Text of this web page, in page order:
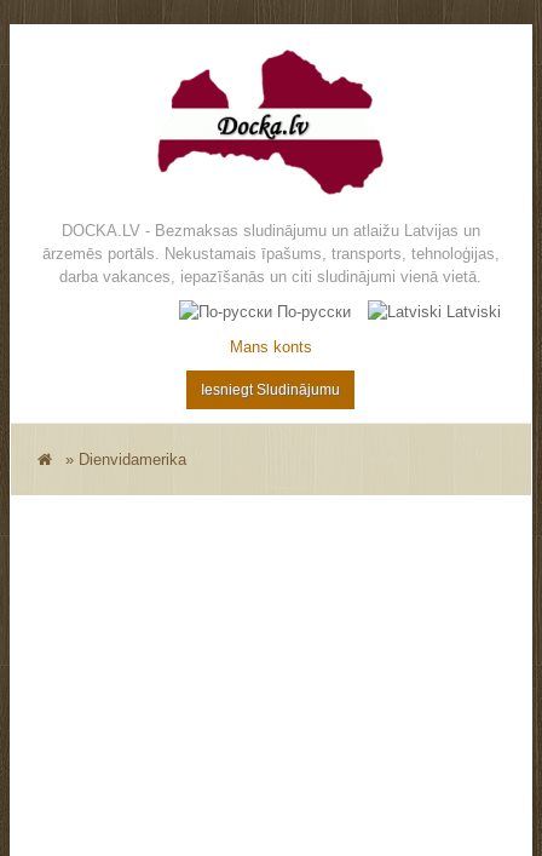
DOCKA.LV - Bezmaksas sludinājumu un atlaižu Latvijas un
ārzemēs portāls. Nekustamais īpašums, transports, tehnoloģijas,
darba vakances, iepazīšanās un citi sludinājumi vienā vietā.
По-русски
Latviski
Mans konts
Iesniegt Sludinājumu
» Dienvidamerika